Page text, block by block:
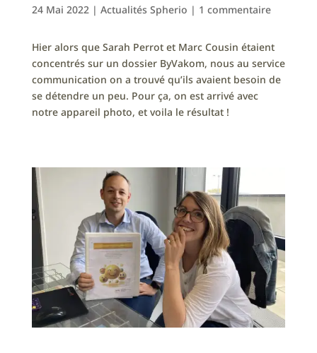
24 Mai 2022| Actualités Spherio | 1 commentaire
Hier alors que Sarah Perrot et Marc Cousin étaient
concentrés sur un dossier ByVakom, nous au service
communication on a trouvé qu’ils avaient besoin de
se détendre un peu. Pour ça, on est arrivé avec
notre appareil photo, et voila le résultat !